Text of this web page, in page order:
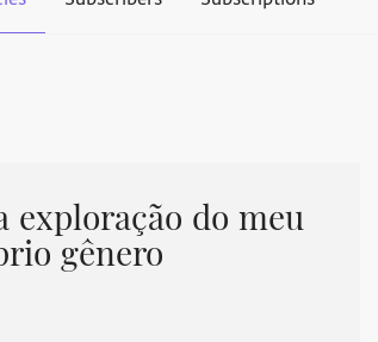
exploração do meu
gênero